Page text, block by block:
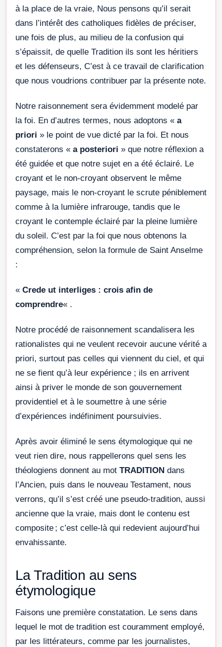
à la place de la vraie, Nous pensons qu’il serait
dans l’intérêt des catholiques fidèles de préciser,
une fois de plus, au milieu de la confusion qui
s’épaissit, de quelle Tradition ils sont les héritiers
et les défenseurs, C’est à ce travail de clarification
que nous voudrions contribuer par la présente note.
Notre raisonnement sera évidemment modelé par
la foi. En d’autres termes, nous adoptons « a
priori » le point de vue dicté par la foi. Et nous
constaterons « a posteriori » que notre réflexion a
été guidée et que notre sujet en a été éclairé. Le
croyant et le non-croyant observent le même
paysage, mais le non-croyant le scrute péniblement
comme à la lumière infrarouge, tandis que le
croyant le contemple éclairé par la pleine lumière
du soleil. C’est par la foi que nous obtenons la
compréhension, selon la formule de Saint Anselme
:
« Crede ut interliges : crois afin de
comprendre« .
Notre procédé de raisonnement scandalisera les
rationalistes qui ne veulent recevoir aucune vérité a
priori, surtout pas celles qui viennent du ciel, et qui
ne se fient qu’à leur expérience ; ils en arrivent
ainsi à priver le monde de son gouvernement
providentiel et à le soumettre à une série
d’expériences indéfiniment poursuivies.
Après avoir éliminé le sens étymologique qui ne
veut rien dire, nous rappellerons quel sens les
théologiens donnent au mot TRADITION dans
l’Ancien, puis dans le nouveau Testament, nous
verrons, qu’il s’est créé une pseudo-tradition, aussi
ancienne que la vraie, mais dont le contenu est
composite ; c’est celle-là qui redevient aujourd’hui
envahissante.
La Tradition au sens
étymologique
Faisons une première constatation. Le sens dans
lequel le mot de tradition est couramment employé,
par les littérateurs, comme par les journalistes,